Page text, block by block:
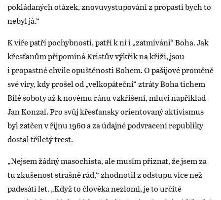
pokládaných otázek, znovuvystupování z propastí bych to
nebyl já.“
K víře patří pochybnosti, patří k ní i „zatmívání“ Boha. Jak
křesťanům připomíná Kristův výkřik na kříži, jsou
i propastné chvíle opuštěnosti Bohem. O pašijové proměně
své víry, kdy prošel od „velkopáteční“ ztráty Boha tichem
Bílé soboty až k novému ránu vzkříšení, mluví například
Jan Konzal. Pro svůj křesťansky orientovaný aktivismus
byl zatčen v říjnu 1960 a za údajné podvracení republiky
dostal tříletý trest.
„Nejsem žádný masochista, ale musím přiznat, že jsem za
tu zkušenost strašně rád,“ zhodnotil z odstupu více než
padesáti let. „Když to člověka nezlomí, je to určité